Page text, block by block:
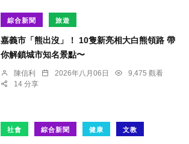
綜合新聞 旅遊
嘉義市「熊出沒」！ 10隻新亮相大白熊領路 帶
你解鎖城市知名景點〜
陳信利 2026年八月06日
9,475 觀看
14 分享
社會 綜合新聞 健康 文教